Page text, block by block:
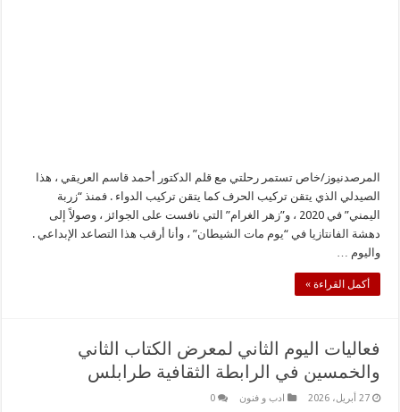
المرصدنيوز/خاص تستمر رحلتي مع قلم الدكتور أحمد قاسم العريقي ، هذا
الصيدلي الذي يتقن تركيب الحرف كما يتقن تركيب الدواء . فمنذ “زربة
اليمني” في 2020 ، و”زهر الغرام” التي نافست على الجوائز ، وصولاً إلى
دهشة الفانتازيا في “يوم مات الشيطان” ، وأنا أرقب هذا التصاعد الإبداعي .
واليوم …
أكمل القراءة »
فعاليات اليوم الثاني لمعرض الكتاب الثاني
والخمسين في الرابطة الثقافية طرابلس
27 أبريل، 2026 ادب و فنون 0